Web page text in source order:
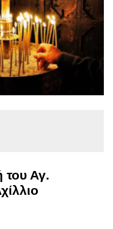
του Αγ.